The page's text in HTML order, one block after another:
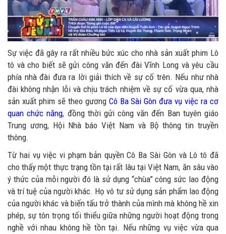
Sự việc đã gây ra rất nhiều bức xúc cho nhà sản xuất phim Lô
tô và cho biết sẽ gửi công văn đến đài Vĩnh Long và yêu cầu
phía nhà đài đưa ra lời giải thích về sự cố trên. Nếu như nhà
đài không nhận lỗi và chịu trách nhiệm về sự cố vừa qua, nhà
sản xuất phim sẽ theo gương Cô Ba Sài Gòn đưa vụ việc ra cơ
quan chức năng, đồng thời gửi công văn đến Ban tuyên giáo
Trung ương, Hội Nhà báo Việt Nam và Bộ thông tin truyền
thông.
Từ hai vụ việc vi phạm bản quyền Cô Ba Sài Gòn và Lô tô đã
cho thấy một thực trạng tồn tại rất lâu tại Việt Nam, ăn sâu vào
ý thức của mỗi người đó là sử dụng “chùa” công sức lao động
và trí tuệ của người khác. Họ vô tư sử dụng sản phẩm lao động
của người khác và biến tấu trở thành của mình mà không hề xin
phép, sự tôn trọng tối thiểu giữa những người hoạt động trong
nghề với nhau không hề tồn tại. Nếu những vụ việc vừa qua